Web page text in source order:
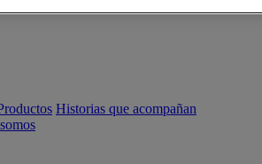
Historias que acompañan